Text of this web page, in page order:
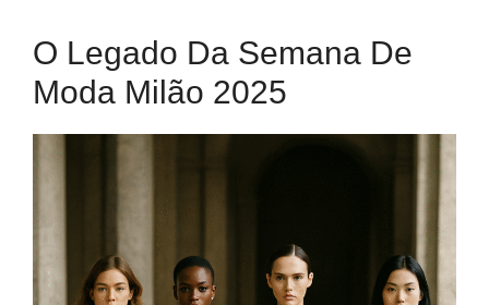
O Legado Da Semana De
Moda Milão 2025